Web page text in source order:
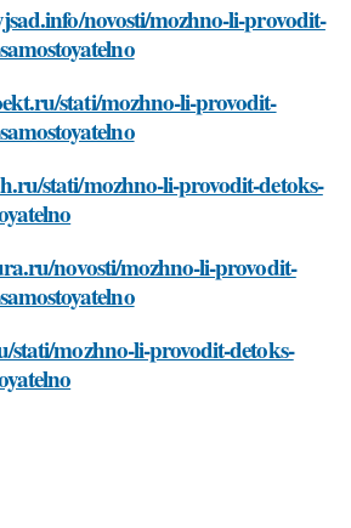
novosti/mozhno-li-provodit-
stati/mozhno-li-provodit-
stati/mozhno-li-provodit-detoks-
novosti/mozhno-li-provodit-
stati/mozhno-li-provodit-detoks-